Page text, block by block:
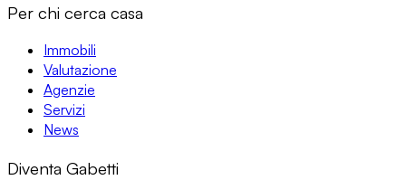
Per chi cerca casa
Immobili
Valutazione
Agenzie
Servizi
News
Diventa Gabetti